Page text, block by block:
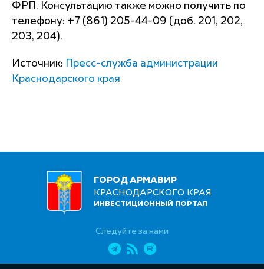
ФРП. Консультацию также можно получить по
телефону: +7 (861) 205-44-09 (доб. 201, 202,
203, 204).
Источник:
Пресс-служба администрации
Краснодарского края
ГОРОД АРМАВИР
КРАСНОДАРСКОГО КРАЯ
ИНВЕСТИЦИОННЫЙ ПОРТАЛ
Следуйте за нами